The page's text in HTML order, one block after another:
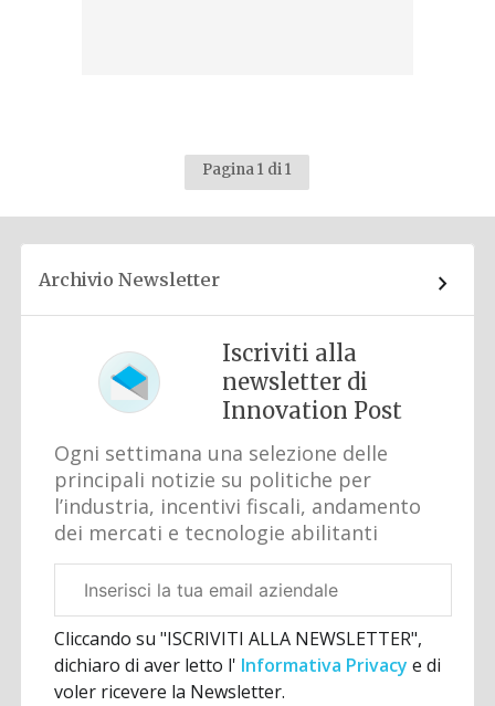
Pagina 1 di 1
Archivio Newsletter
Iscriviti alla
newsletter di
Innovation Post
Ogni settimana una selezione delle
principali notizie su politiche per
l’industria, incentivi fiscali, andamento
dei mercati e tecnologie abilitanti
aziendale
Cliccando su "ISCRIVITI ALLA NEWSLETTER",
dichiaro di aver letto l' Informativa Privacye di
voler ricevere la Newsletter.